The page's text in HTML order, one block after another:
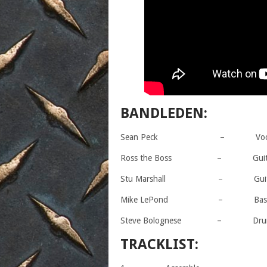
BANDLEDEN:
Sean Peck –
Ross the Boss –
Stu Marshall –
Mike LePond –
Steve Bolognese –
TRACKLIST: